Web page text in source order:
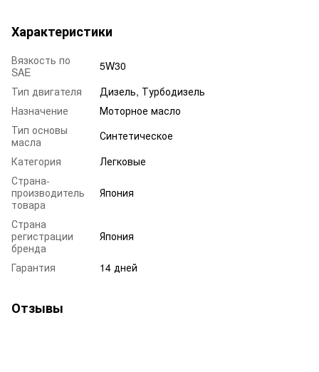
Характеристики
Вязкость по
SAE
5W30
Тип двигателя
Дизель, Турбодизель
Назначение
Моторное масло
Тип основы
масла
Синтетическое
Категория
Легковые
Страна-
производитель
товара
Япония
Страна
регистрации
бренда
Япония
Гарантия 14 дней
Отзывы